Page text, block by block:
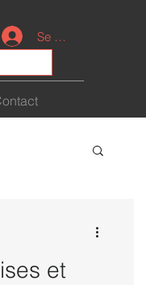
Se connecter
et